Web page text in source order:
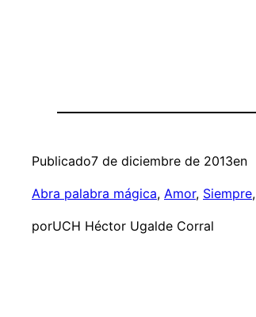
Publicado7 de diciembre de 2013en
Abra palabra mágica, Amor, Siempre,
porUCH Héctor Ugalde Corral